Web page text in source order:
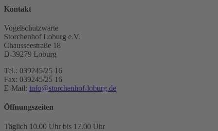
Kontakt
Vogelschutzwarte
Storchenhof Loburg e.V.
Chausseestraße 18
D-39279 Loburg
Tel.: 039245/25 16
Fax: 039245/25 16
E-Mail: info@storchenhof-loburg.de
Öffnungszeiten
Täglich 10.00 Uhr bis 17.00 Uhr